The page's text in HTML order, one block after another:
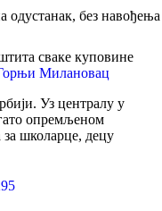
одустанак, без навођења
сваке куповине
Уз централу у
опремљеном
школарце, децу